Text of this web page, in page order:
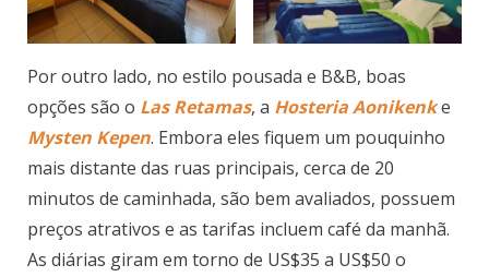
Por outro lado, no estilo pousada e B&B, boas
opções são o Las Retamas, a Hosteria Aonikenke
Mysten Kepen. Embora eles fiquem um pouquinho
mais distante das ruas principais, cerca de 20
minutos de caminhada, são bem avaliados, possuem
preços atrativos e as tarifas incluem café da manhã.
As diárias giram em torno de US$35 a US$50 o